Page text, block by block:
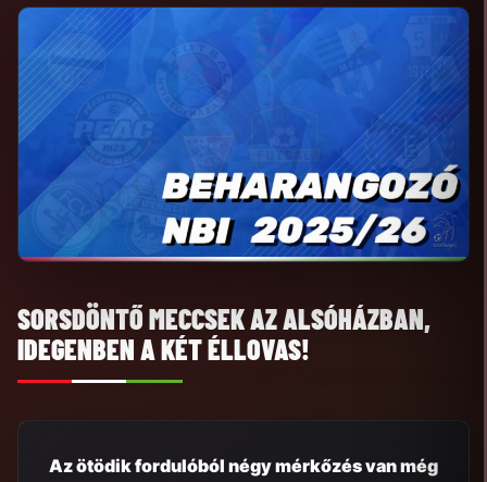
SORSDÖNTŐ MECCSEK AZ ALSÓHÁZBAN,
IDEGENBEN A KÉT ÉLLOVAS!
Az ötödik fordulóból négy mérkőzés van még